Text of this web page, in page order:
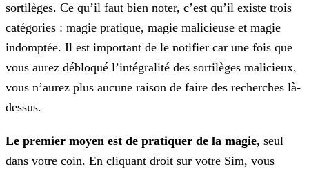
sortilèges. Ce qu’il faut bien noter, c’est qu’il existe trois
catégories : magie pratique, magie malicieuse et magie
indomptée. Il est important de le notifier car une fois que
vous aurez débloqué l’intégralité des sortilèges malicieux,
vous n’aurez plus aucune raison de faire des recherches là-
dessus.
Le premier moyen est de pratiquer de la magie, seul
dans votre coin. En cliquant droit sur votre Sim, vous